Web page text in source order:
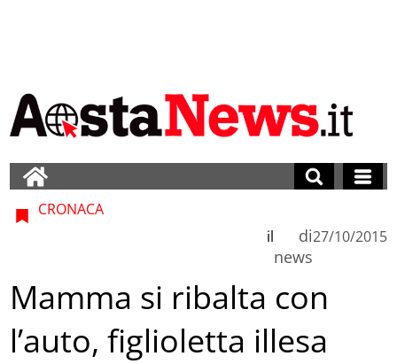
CRONACA
di
news
il 27/10/2015
Mamma si ribalta con
l’auto, figlioletta illesa